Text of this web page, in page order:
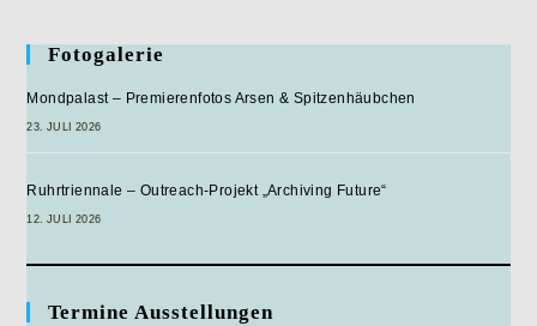
Fotogalerie
Mondpalast – Premierenfotos Arsen & Spitzenhäubchen
23. JULI 2026
Ruhrtriennale – Outreach-Projekt „Archiving Future“
12. JULI 2026
Termine Ausstellungen